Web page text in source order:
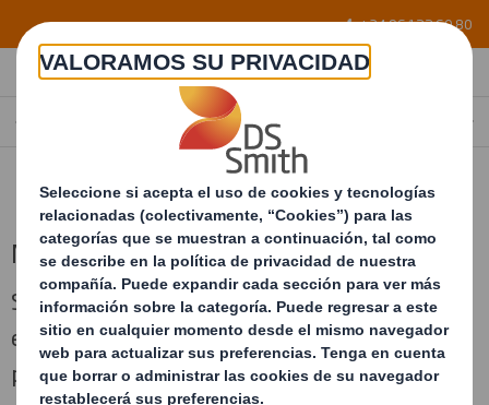
Skip to main content +34 96 122 60 80
Nuestros productos
Somos capaces de diseñar la solución de
embalaje industrial a medida y multimaterial
para sus productos